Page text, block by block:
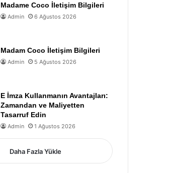
Madame Coco İletişim Bilgileri
Admin 6 Ağustos 2026
Madam Coco İletişim Bilgileri
Admin 5 Ağustos 2026
E İmza Kullanmanın Avantajları:
Zamandan ve Maliyetten
Tasarruf Edin
Admin 1 Ağustos 2026
Daha Fazla Yükle